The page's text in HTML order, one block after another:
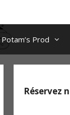
Potam’s Prod
Réservez